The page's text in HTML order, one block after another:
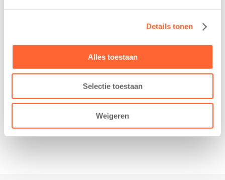
Details tonen
Alles toestaan
Selectie toestaan
Weigeren
belangrijke stap
nieuw
de wijk Wiarda in
Leeuwarden Zuid.
Na…
Noord-Nederland
staan dit jaar
spotlight. Kids
First
Kinderopvang is
namelijk de
nieuwe
van…